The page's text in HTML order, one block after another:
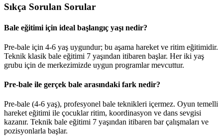
Sıkça Sorulan Sorular
Bale eğitimi için ideal başlangıç yaşı nedir?
Pre-bale için 4-6 yaş uygundur; bu aşama hareket ve ritim eğitimidir.
Teknik klasik bale eğitimi 7 yaşından itibaren başlar. Her iki yaş
grubu için de merkezimizde uygun programlar mevcuttur.
Pre-bale ile gerçek bale arasındaki fark nedir?
Pre-bale (4-6 yaş), profesyonel bale teknikleri içermez. Oyun temelli
hareket eğitimi ile çocuklar ritim, koordinasyon ve dans sevgisi
kazanır. Teknik bale eğitimi 7 yaşından itibaren bar çalışmaları ve
pozisyonlarla başlar.